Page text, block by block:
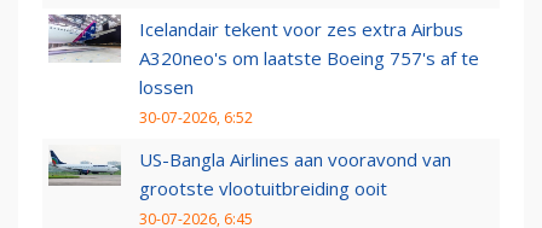
Icelandair tekent voor zes extra Airbus
A320neo's om laatste Boeing 757's af te
lossen
30-07-2026, 6:52
US-Bangla Airlines aan vooravond van
grootste vlootuitbreiding ooit
30-07-2026, 6:45